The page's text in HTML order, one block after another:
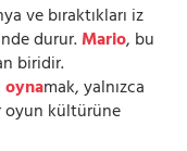
ve bıraktıkları iz
durur.Mario, bu
biridir.
oynamak, yalnızca
oyun kültürüne